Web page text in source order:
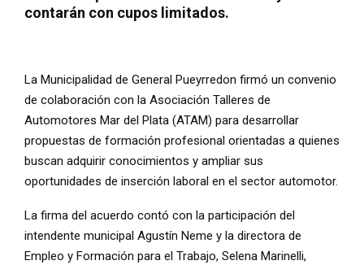
contarán con cupos limitados.
La Municipalidad de General Pueyrredon firmó un convenio
de colaboración con la Asociación Talleres de
Automotores Mar del Plata (ATAM) para desarrollar
propuestas de formación profesional orientadas a quienes
buscan adquirir conocimientos y ampliar sus
oportunidades de inserción laboral en el sector automotor.
La firma del acuerdo contó con la participación del
intendente municipal Agustín Neme y la directora de
Empleo y Formación para el Trabajo, Selena Marinelli,